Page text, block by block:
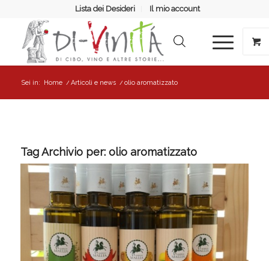
Lista dei Desideri Il mio account
Sei in: Home / Articoli e news / olio aromatizzato
Tag Archivio per: olio aromatizzato